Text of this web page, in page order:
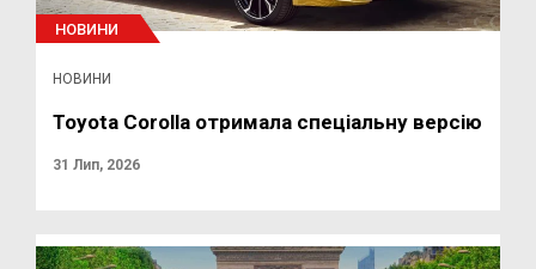
НОВИНИ
НОВИНИ
Toyota Corolla отримала спеціальну версію
31 Лип, 2026